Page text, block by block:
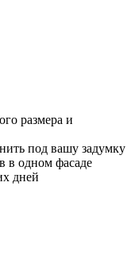
размера и
под вашу задумку
в одном фасаде
дней